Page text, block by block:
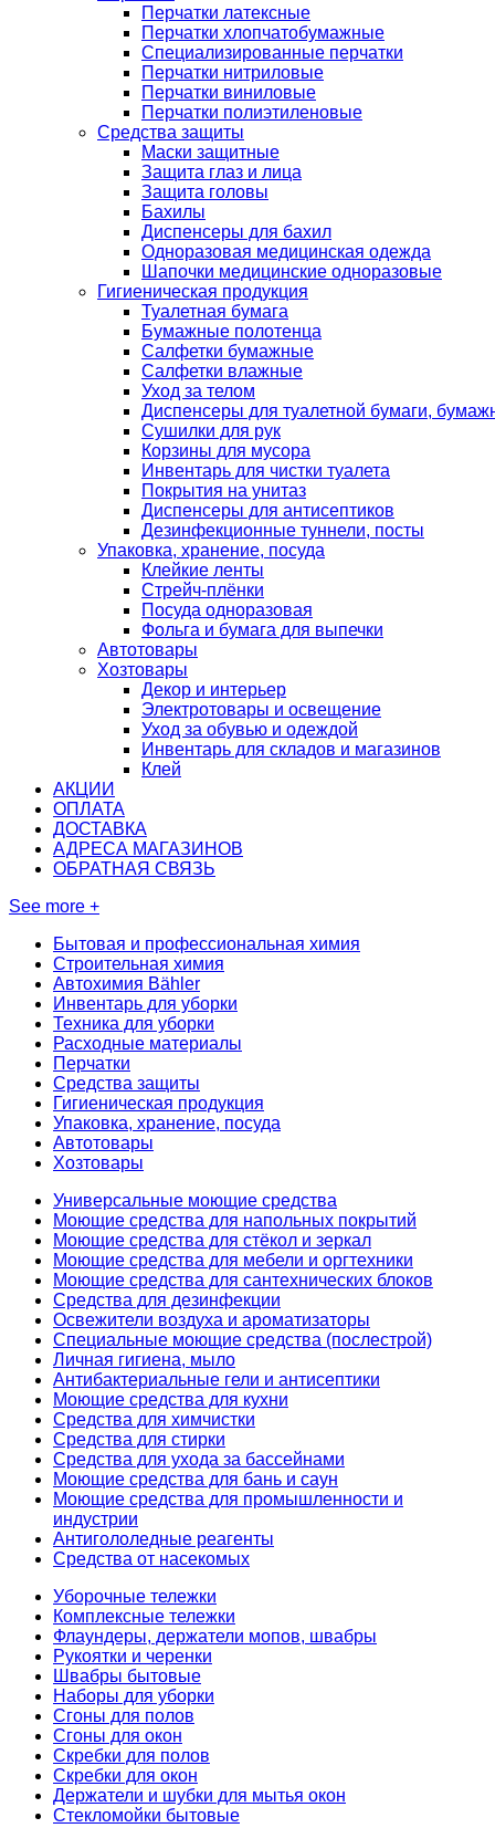
Перчатки латексные
Перчатки хлопчатобумажные
Специализированные перчатки
Перчатки нитриловые
Перчатки виниловые
Перчатки полиэтиленовые
Средства защиты
Маски защитные
Защита глаз и лица
Защита головы
Бахилы
Диспенсеры для бахил
Одноразовая медицинская одежда
Шапочки медицинские одноразовые
Гигиеническая продукция
Туалетная бумага
Бумажные полотенца
Салфетки бумажные
Салфетки влажные
Уход за телом
Диспенсеры для туалетной бумаги,
Сушилки для рук
Корзины для мусора
Инвентарь для чистки туалета
Покрытия на унитаз
Диспенсеры для антисептиков
Дезинфекционные туннели, посты
Упаковка, хранение, посуда
Клейкие ленты
Стрейч-плёнки
Посуда одноразовая
Фольга и бумага для выпечки
Автотовары
Хозтовары
Декор и интерьер
Электротовары и освещение
Уход за обувью и одеждой
Инвентарь для складов и магазинов
Клей
АКЦИИ
ОПЛАТА
ДОСТАВКА
АДРЕСА МАГАЗИНОВ
ОБРАТНАЯ СВЯЗЬ
See more +
Бытовая и профессиональная химия
Строительная химия
Автохимия Bähler
Инвентарь для уборки
Техника для уборки
Расходные материалы
Перчатки
Средства защиты
Гигиеническая продукция
Упаковка, хранение, посуда
Автотовары
Хозтовары
Универсальные моющие средства
Моющие средства для напольных покрытий
Моющие средства для стёкол и зеркал
Моющие средства для мебели и оргтехники
Моющие средства для сантехнических блоков
Средства для дезинфекции
Освежители воздуха и ароматизаторы
Специальные моющие средства (послестрой)
Личная гигиена, мыло
Антибактериальные гели и антисептики
Моющие средства для кухни
Средства для химчистки
Средства для стирки
Средства для ухода за бассейнами
Моющие средства для бань и саун
Моющие средства для промышленности и
индустрии
Антигололедные реагенты
Средства от насекомых
Уборочные тележки
Комплексные тележки
Флаундеры, держатели мопов, швабры
Рукоятки и черенки
Швабры бытовые
Наборы для уборки
Сгоны для полов
Сгоны для окон
Скребки для полов
Скребки для окон
Держатели и шубки для мытья окон
Стекломойки бытовые